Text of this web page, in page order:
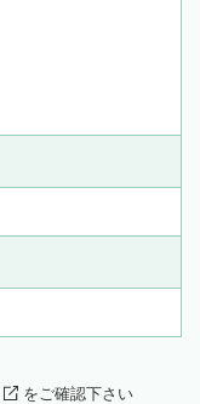
をご確認下さい